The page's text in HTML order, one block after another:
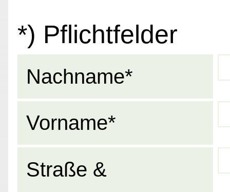
*) Pflichtfelder
Nachname*
Vorname*
Straße &